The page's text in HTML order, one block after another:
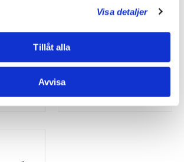
Visa detaljer
Tillåt alla
Avvisa
Batteridriven
limpistol patronpistol
400 ml med 2
batterier och 1
laddare